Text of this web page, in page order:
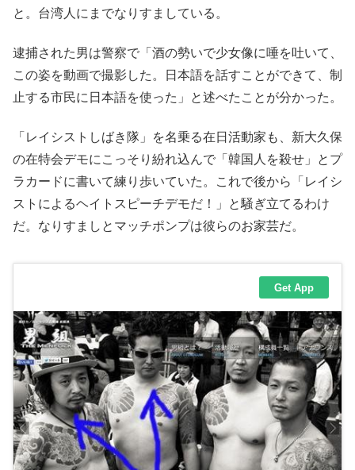
と。台湾人にまでなりすましている。
逮捕された男は警察で「酒の勢いで少女像に唾を吐いて、
この姿を動画で撮影した。日本語を話すことができて、制
止する市民に日本語を使った」と述べたことが分かった。
「レイシストしばき隊」を名乗る在日活動家も、新大久保
の在特会デモにこっそり紛れ込んで「韓国人を殺せ」とプ
ラカードに書いて練り歩いていた。これで後から「レイシ
ストによるヘイトスピーチデモだ！」と騒ぎ立てるわけ
だ。なりすましとマッチポンプは彼らのお家芸だ。